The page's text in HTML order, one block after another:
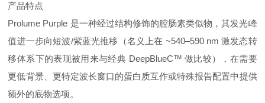
产品特点
Prolume Purple 是一种经过结构修饰的腔肠素类似物，其发光峰
值进一步向短波/紫蓝光推移（名义上在 ~540–590 nm 激发态转
移体系下的表现被用来与经典 DeepBlueC™ 做比较），在需要
更低背景、更特定波长窗口的蛋白质互作或特殊报告配置中提供
额外的底物选项。